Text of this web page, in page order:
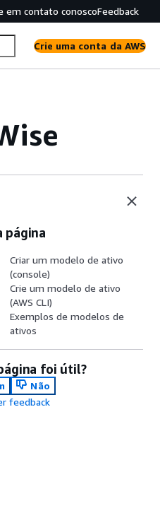
em contato conoscoFeedback
Crie uma conta da AWS
página
Criar um modelo de ativo
(console)
Crie um modelo de ativo
(AWS CLI)
Exemplos de modelos de
ativos
foi útil?
Não
feedback